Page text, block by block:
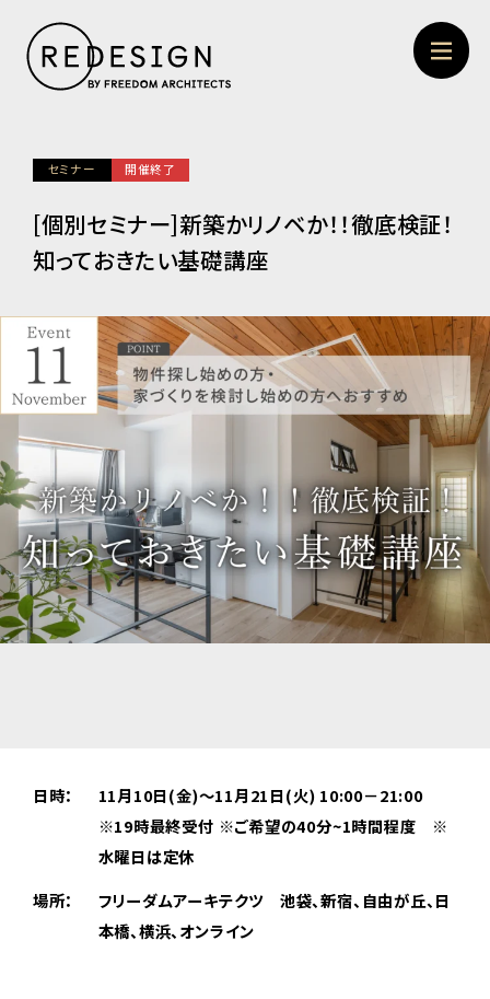
セミナー 開催終了
[個別セミナー]新築かリノベか！！徹底検証！
知っておきたい基礎講座
日時：
11月10日(金)～11月21日(火) 10:00－21:00
※19時最終受付 ※ご希望の40分~1時間程度 ※
水曜日は定休
場所：
フリーダムアーキテクツ 池袋、新宿、自由が丘、日
本橋、横浜、オンライン